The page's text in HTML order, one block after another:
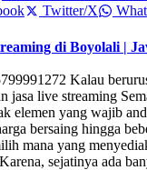
Twitter/X
di Boyolali |
Kalau
jasa live streaming
elemen yang wajib
bersaing hingga
mana yang
sejatinya ada